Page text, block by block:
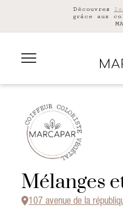
Découvrez
grâce aux
Mélanges
107 avenue de la